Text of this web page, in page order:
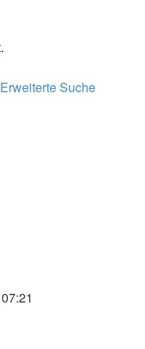
Erweiterte Suche